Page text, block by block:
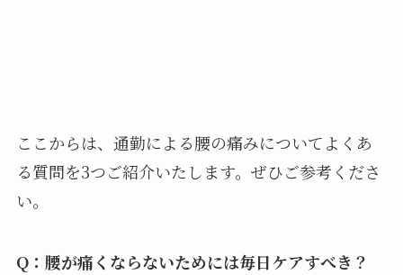
ここからは、通勤による腰の痛みについてよくあ
る質問を3つご紹介いたします。ぜひご参考くださ
い。
Q：腰が痛くならないためには毎日ケアすべき？